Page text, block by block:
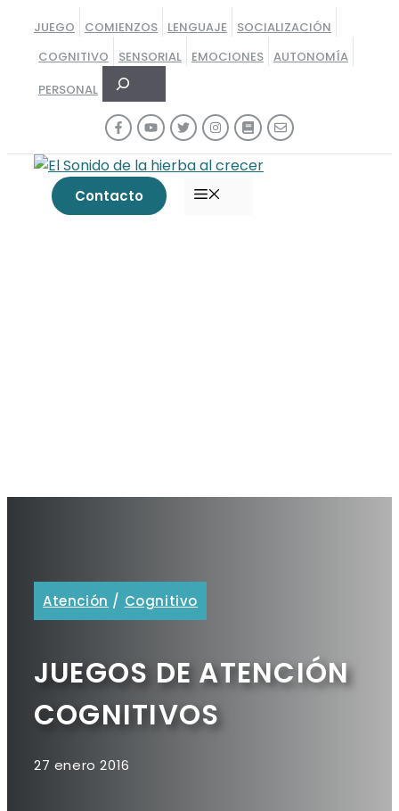
contenido
JUEGO COMIENZOS LENGUAJE
SOCIALIZACIÓN
COGNITIVO
SENSORIAL EMOCIONES AUTONOMÍA
PERSONAL
Buscar
Contacto
Atención / Cognitivo
JUEGOS DE ATENCIÓN
COGNITIVOS
27 enero 2016